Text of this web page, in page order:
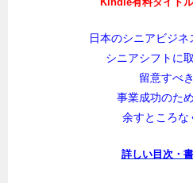
日本のシニアビジ
シニアシフトに
留意すべ
事業成功のた
余すところな
詳しい目次・